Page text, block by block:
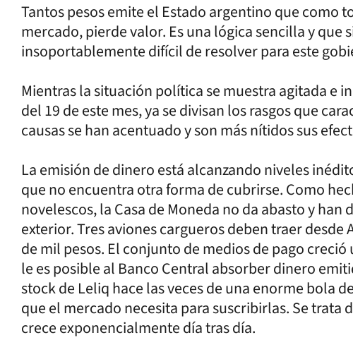
Tantos pesos emite el Estado argentino que como
mercado, pierde valor. Es una lógica sencilla y
insoportablemente difícil de resolver para este
Mientras la situación política se muestra agitada e
del 19 de este mes, ya se divisan los rasgos que
causas se han acentuado y son más nítidos sus
La emisión de dinero está alcanzando niveles
que no encuentra otra forma de cubrirse. Como
novelescos, la Casa de Moneda no da abasto y
exterior. Tres aviones cargueros deben traer
de mil pesos. El conjunto de medios de pago creció
le es posible al Banco Central absorber dinero
stock de Leliq hace las veces de una enorme bola
que el mercado necesita para suscribirlas. Se trata
crece exponencialmente día tras día.